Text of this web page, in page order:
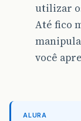
utilizar
Até fico
você
ALURA